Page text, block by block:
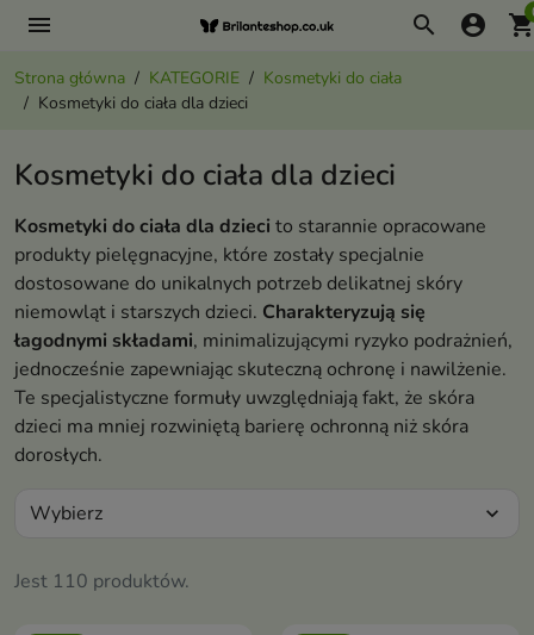
menu search account_circle
Strona główna KATEGORIE
Kosmetyki do ciała
Kosmetyki do ciała dla dzieci
Kosmetyki do ciała dla dzieci
Kosmetyki do ciała dla dzieci to starannie opracowane
produkty pielęgnacyjne, które zostały specjalnie
dostosowane do unikalnych potrzeb delikatnej skóry
niemowląt i starszych dzieci. Charakteryzują się
łagodnymi składami, minimalizującymi ryzyko podrażnień,
jednocześnie zapewniając skuteczną ochronę i nawilżenie.
Te specjalistyczne formuły uwzględniają fakt, że skóra
dzieci ma mniej rozwiniętą barierę ochronną niż skóra
dorosłych.
Jest 110 produktów.
Wybierz expand_more